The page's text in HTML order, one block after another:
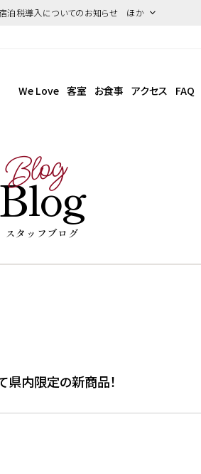
税導入についてのお知らせ ほか
We Love 客室 お食事 アクセス FAQ
Blog
Blog
スタッフブログ
内限定の新商品！